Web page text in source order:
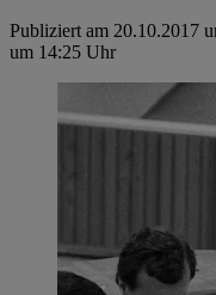
Publiziert am 20.10.2017
um 14:25 Uhr